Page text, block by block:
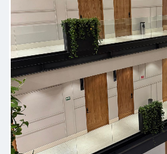
Paciente
Excelente medico lo
trato muy amable y
recomendare amis